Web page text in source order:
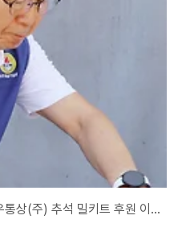
자립준비 청년과 공동생활가정, 미
에게 설맞이 후원물품을 전달했습니
상당)는 정우통상㈜와 삼성산소㈜
청소년에게 힘을 실어주다, 정우통상(주) 추석 밀키트 후원 이웃사랑캠페인